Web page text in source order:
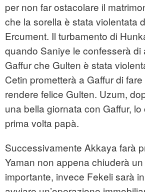
per non far ostacolare il
che la sorella è stata violentata
Ercument. Il turbamento di
quando Saniye le confesserà di
Gaffur che Gulten è stata
Cetin prometterà a Gaffur di
rendere felice Gulten. Uzum,
una bella giornata con Gaffur,
prima volta papà.
Successivamente Akkaya farà
Yaman non appena chiuderà
importante, invece Fekeli sarà